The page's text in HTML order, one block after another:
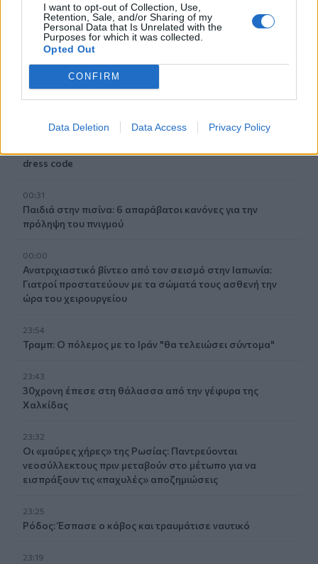
I want to opt-out of Collection, Use,
Retention, Sale, and/or Sharing of my
Personal Data that Is Unrelated with the
Purposes for which it was collected.
Opted Out
CONFIRM
Data Deletion Data Access Privacy Policy
03:34
Το απολαυστικό βίντεο της Νατάσας Θεοδωρίδου με τη
μητέρα της
Ο έρωτας θα πρωταγωνιστήσει στη ζωή αυτών των
ζωδίων τον Αύγουστο
dress code
00:31
Παιδιά στην πισίνα: 6 απαράβατοι κανόνες για την
πρόληψη του πνιγμού
00:00
Ανατριχιαστικό βίντεο από τον σεισμό στην Ιαπωνία:
Γιατροί προστατεύουν με τα σώματά τους ασθενή την
ώρα του χειρουργείου
23:54
Τραμπ: Ο πόλεμος με το Ιράν "θα τελειώσει σύντομα"
23:43
30χρονη έπεσε στη θάλασσα από την γέφυρα της
Χαλκίδας
23:32
Οι «μαύρες χήρες» της Ρωσίας: Παντρεύονται
νεοσύλλεκτους πριν μεταβούν στο μέτωπο για να
εισπράξουν τις «παχυλές» αποζημιώσεις
23:25
Ρόδος: Έσπασε ο κάβος και τραυμάτισε ναυτικό
23:19